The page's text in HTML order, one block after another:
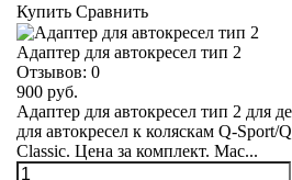
Купить Сравнить
Адаптер для автокресел тип 2
Отзывов: 0
900 руб.
Адаптер для автокресел тип 2 для
для автокресел к коляскам Q-Sport/
Classic. Цена за комплект. Мас...